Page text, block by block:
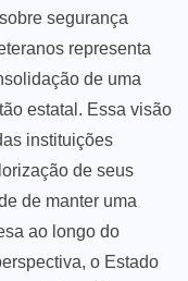
segurança
representa
de uma
estatal. Essa visão
instituições
de seus
de manter uma
ao longo do
o Estado